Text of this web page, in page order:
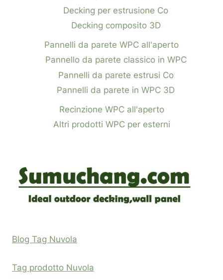
Decking per estrusione Co
Decking composito 3D
Pannelli da parete WPC all'aperto
Pannello da parete classico in WPC
Pannelli da parete estrusi Co
Pannelli da parete in WPC 3D
Recinzione WPC all'aperto
Altri prodotti WPC per esterni
Blog Tag Nuvola
Tag prodotto Nuvola